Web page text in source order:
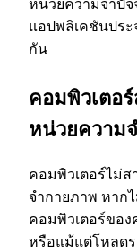
แอปพลิเคชันปร
กัน
คอมพิวเตอ
หน่วยความ
คอมพิวเตอร์ไม่
จํากายภาพ หาก
คอมพิวเตอร์ขอ
หรือแม้แต่โหลด